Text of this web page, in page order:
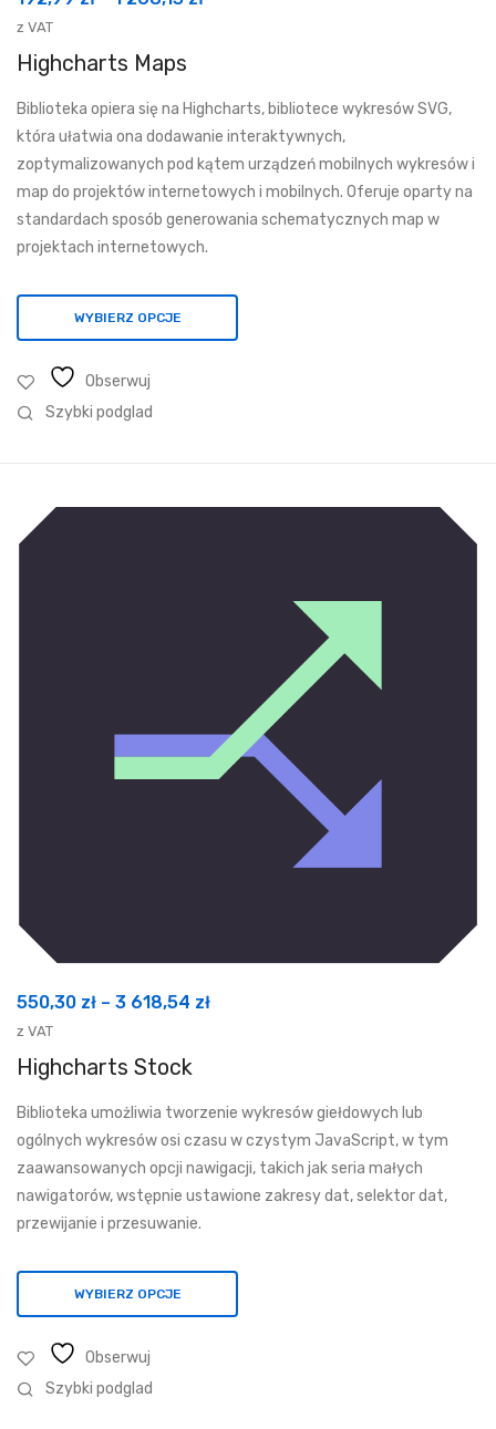
do
268,13 zł
z VAT
Highcharts Maps
Biblioteka opiera się na Highcharts, bibliotece wykresów SVG,
która ułatwia ona dodawanie interaktywnych,
zoptymalizowanych pod kątem urządzeń mobilnych wykresów i
map do projektów internetowych i mobilnych. Oferuje oparty na
standardach sposób generowania schematycznych map w
projektach internetowych.
WYBIERZ OPCJE
Obserwuj
Szybki podglad
550,30 zł – 3 618,54 złZakres
do
3
618,54 zł
z VAT
Highcharts Stock
Biblioteka umożliwia tworzenie wykresów giełdowych lub
ogólnych wykresów osi czasu w czystym JavaScript, w tym
zaawansowanych opcji nawigacji, takich jak seria małych
nawigatorów, wstępnie ustawione zakresy dat, selektor dat,
przewijanie i przesuwanie.
WYBIERZ OPCJE
Obserwuj
Szybki podglad